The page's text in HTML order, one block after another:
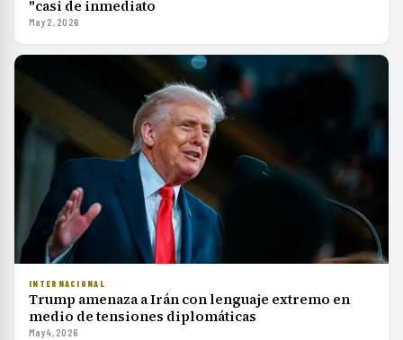
"casi de inmediato
May 2, 2026
INTERNACIONAL
Trump amenaza a Irán con lenguaje extremo en
medio de tensiones diplomáticas
May 4, 2026